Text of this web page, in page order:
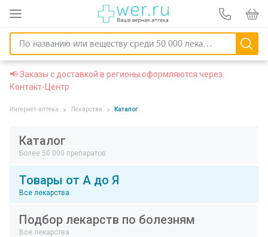
📢 Заказы с доставкой в регионы оформляются через
Контакт-Центр
Интернет-аптека Лекарства Каталог
Каталог
Более 50 000 препаратов
Товары от А до Я
Все лекарства
Подбор лекарств по болезням
Все лекарства